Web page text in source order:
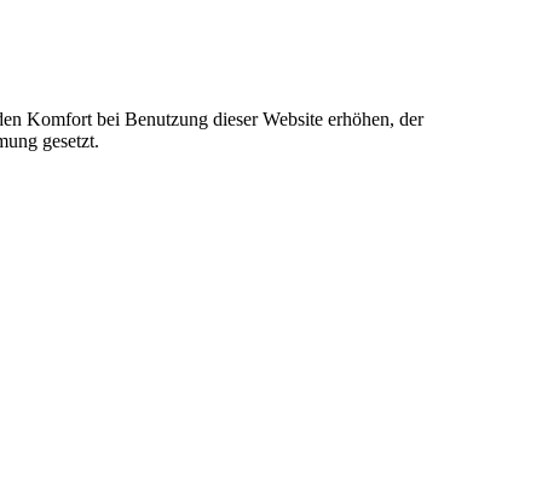
Komfort bei Benutzung dieser Website erhöhen, der
gesetzt.